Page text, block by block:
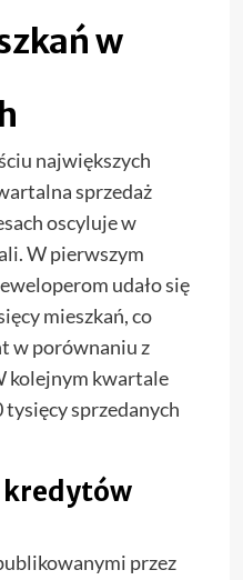
w
największych
sprzedaż
oscyluje w
W pierwszym
udało się
mieszkań, co
w porównaniu z
kolejnym kwartale
sprzedanych
kredytów
przez